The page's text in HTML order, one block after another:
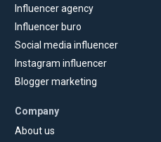
Influencer agency
Influencer buro
Social media influencer
Instagram influencer
Blogger marketing
Company
About us